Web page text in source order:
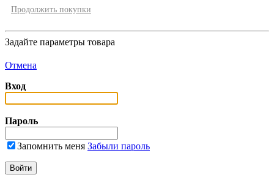
Продолжить покупки
Задайте параметры товара
Отмена
Вход
Пароль
Запомнить меня Забыли пароль